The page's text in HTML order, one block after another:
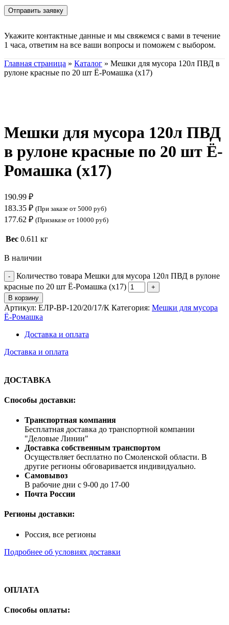
Укажите контактные данные и мы свяжемся с вами в течение
1 часа, ответим на все ваши вопросы и поможем с выбором.
Главная страница » Каталог » Мешки для мусора 120л ПВД в
рулоне красные по 20 шт Ё-Ромашка (х17)
Мешки для мусора 120л ПВД
в рулоне красные по 20 шт Ё-
Ромашка (х17)
190.99 ₽
183.35 ₽ (При заказе от 5000 руб)
177.62 ₽ (Призаказе от 10000 руб)
Вес 0.611 кг
В наличии
Количество товара Мешки для мусора 120л ПВД в рулоне
красные по 20 шт Ё-Ромашка (х17)
В корзину
Артикул: ЕЛР-ВР-120/20/17/К Категория: Мешки для мусора
Ё-Ромашка
Доставка и оплата
Доставка и оплата
ДОСТАВКА
Способы доставки:
Транспортная компания
Бесплатная доставка до транспортной компании
"Деловые Линии"
Доставка собственным транспортом
Осуществляет бесплатно по Смоленской области. В
другие регионы обговаривается индивидуально.
Самовывоз
В рабочие дни с 9-00 до 17-00
Почта России
Регионы доставки:
Россия, все регионы
Подробнее об условиях доставки
ОПЛАТА
Способы оплаты: